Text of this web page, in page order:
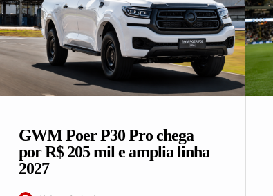
GWM Poer P30 Pro chega
por R$ 205 mil e amplia linha
2027